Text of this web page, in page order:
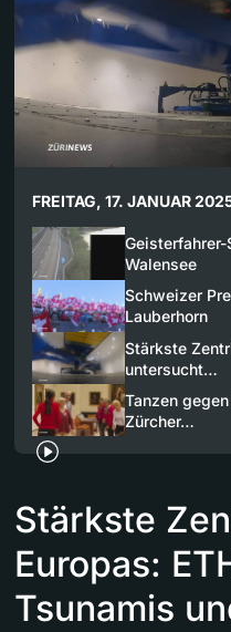
FREITAG, 17. JANUAR
Walensee
Schweizer
Lauberhorn
Stärkste
untersucht…
Tanzen
Zürcher…
Stärkste
Europas:
Tsunamis